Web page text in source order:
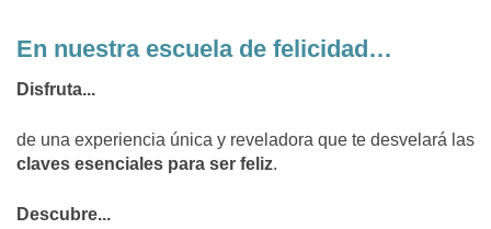
En nuestra escuela de felicidad…
Disfruta...
de una experiencia única y reveladora que te desvelará las
claves esenciales para ser feliz.
Descubre...